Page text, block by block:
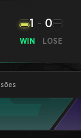
WIN
1 - 0
LOSE